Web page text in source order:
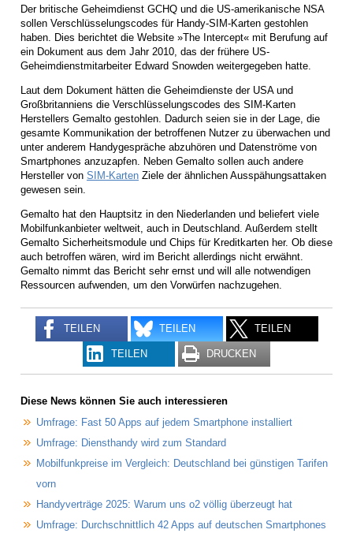
Der britische Geheimdienst GCHQ und die US-amerikanische NSA
sollen Verschlüsselungscodes für Handy-SIM-Karten gestohlen
haben. Dies berichtet die Website »The Intercept« mit Berufung auf
ein Dokument aus dem Jahr 2010, das der frühere US-
Geheimdienstmitarbeiter Edward Snowden weitergegeben hatte.
Laut dem Dokument hätten die Geheimdienste der USA und
Großbritanniens die Verschlüsselungscodes des SIM-Karten
Herstellers Gemalto gestohlen. Dadurch seien sie in der Lage, die
gesamte Kommunikation der betroffenen Nutzer zu überwachen und
unter anderem Handygespräche abzuhören und Datenströme von
Smartphones anzuzapfen. Neben Gemalto sollen auch andere
Hersteller von SIM-Karten Ziele der ähnlichen Ausspähungsattaken
gewesen sein.
Gemalto hat den Hauptsitz in den Niederlanden und beliefert viele
Mobilfunkanbieter weltweit, auch in Deutschland. Außerdem stellt
Gemalto Sicherheitsmodule und Chips für Kreditkarten her. Ob diese
auch betroffen wären, wird im Bericht allerdings nicht erwähnt.
Gemalto nimmt das Bericht sehr ernst und will alle notwendigen
Ressourcen aufwenden, um den Vorwürfen nachzugehen.
TEILEN TEILEN TEILEN
TEILEN DRUCKEN
Diese News können Sie auch interessieren
Umfrage: Fast 50 Apps auf jedem Smartphone installiert
Umfrage: Diensthandy wird zum Standard
Mobilfunkpreise im Vergleich: Deutschland bei günstigen Tarifen
vorn
Handyverträge 2025: Warum uns o2 völlig überzeugt hat
Umfrage: Durchschnittlich 42 Apps auf deutschen Smartphones